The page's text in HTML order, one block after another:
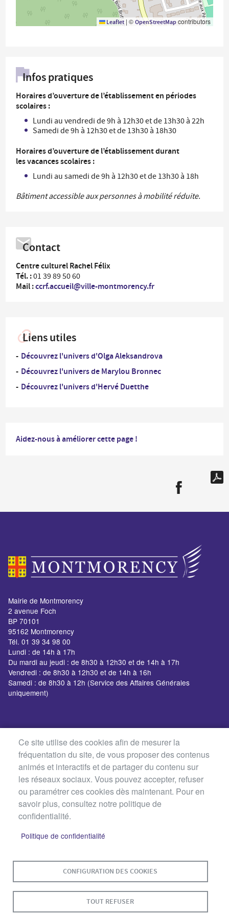
Leaflet | ©OpenStreetMapcontributors
Infos pratiques
Horaires d’ouverture de l’établissement en périodes
scolaires :
Lundi au vendredi de 9h à 12h30 et de 13h30 à 22h
Samedi de 9h à 12h30 et de 13h30 à 18h30
Horaires d’ouverture de l’établissement durant
les vacances scolaires :
Lundi au samedi de 9h à 12h30 et de 13h30 à 18h
Bâtiment accessible aux personnes à mobilité réduite.
Contact
Centre culturel Rachel Félix
Tél. :01 39 89 50 60
Mail :ccrf.accueil@ville-montmorency.fr
Liens utiles
Découvrez l'univers d'Olga Aleksandrova
Découvrez l'univers de Marylou Bronnec
Découvrez l'univers d'Hervé Duetthe
Aidez-nous à améliorer cette page !
Mairie de Montmorency
2 avenue Foch
BP 70101
95162 Montmorency
Tél. 01 39 34 98 00
Lundi : de 14h à 17h
Du mardi au jeudi : de 8h30 à 12h30 et de 14h à 17h
Vendredi : de 8h30 à 12h30 et de 14h à 16h
Samedi : de 8h30 à 12h (Service des Affaires Générales
uniquement)
Ce site utilise des cookies afin de mesurer la
fréquentation du site, de vous proposer des contenus
animés et interactifs et de partager du contenu sur
les réseaux sociaux. Vous pouvez accepter, refuser
ou paramétrer ces cookies dès maintenant. Pour en
savoir plus, consultez notre politique de
confidentialité.
Politique de confidentialité
CONFIGURATION DES COOKIES
TOUT REFUSER
PAGE
PLAN DU SITE CONTACT MENTIONS LÉGALES
DONNÉES PERSONNELLES
ACCESSIBILITÉ : NON CONFORME